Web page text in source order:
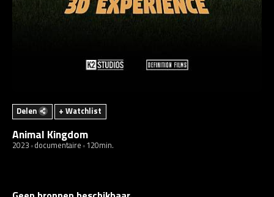
Delen + Watchlist
Animal Kingdom
2023 documentaire 120min.